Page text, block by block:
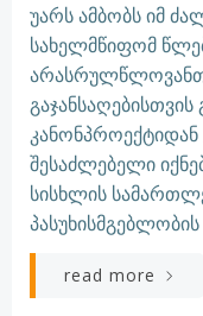
უარს ამბობს იმ
სახელმწიფომ
კანონპროექტიდან
შესაძლებელი
სისხლის
read more